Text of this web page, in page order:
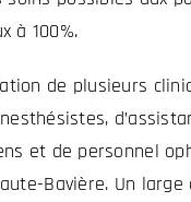
à 100%.
de plusieurs
et de personnel
Bavière. Un large